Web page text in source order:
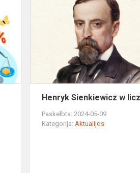
Henryk Sienkiewicz w
Paskelbta: 2024-05-09
Kategorija:Aktualijos